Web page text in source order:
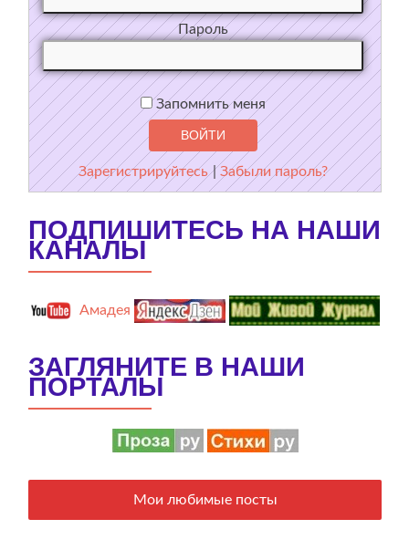
Пароль
Запомнить меня
Зарегистрируйтесь |Забыли пароль?
ПОДПИШИТЕСЬ НА НАШИ
КАНАЛЫ
Амадея
ЗАГЛЯНИТЕ В НАШИ
ПОРТАЛЫ
Мои любимые посты